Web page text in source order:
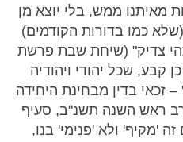
מאיתנו ממש, בלי יוצא מן
(שלא כמו בדורות הקודמים)
צדיק" (שיחת שבת פרשת
קבע, שכל יהודי ויהודיה
זכאי בדין מבחינת היחידה
ראש השנה תשנ"ב, סעיף
'מקיף' ולא 'פנימי' בנו,